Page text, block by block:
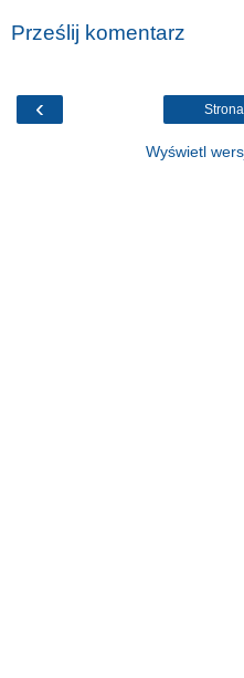
Prześlij komentarz
‹
Wyświetl